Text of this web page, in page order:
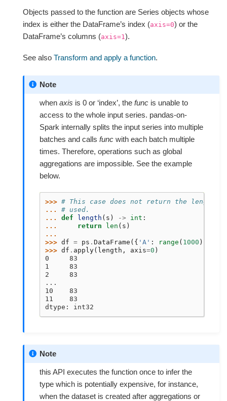
Objects passed to the function are Series objects whose
index is either the DataFrame’s index (axis=0) or the
DataFrame’s columns (axis=1).
See also Transform and apply a function.
Note
when axis is 0 or ‘index’, the func is unable to
access to the whole input series. pandas-on-
Spark internally splits the input series into multiple
batches and calls func with each batch multiple
times. Therefore, operations such as global
aggregations are impossible. See the example
below.
>>> # This case does not return the length
... # used.
... def length ( s ) -> int :
...
return len ( s )
...
>>> df = ps . DataFrame ({ 'A' : range ( 1000 )})
>>> df . apply( length , axis=0 )
0     83
1     83
2     83
...
10    83
11    83
dtype: int32
Note
this API executes the function once to infer the
type which is potentially expensive, for instance,
when the dataset is created after aggregations or